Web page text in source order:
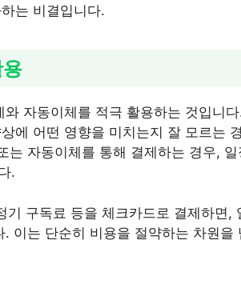
는 비결입니다.
자동이체를 적극 활용하는 것입니
에 어떤 영향을 미치는지 잘 모르는
는 자동이체를 통해 결제하는 경우,
.
구독료 등을 체크카드로 결제하면,
이는 단순히 비용을 절약하는 차원을